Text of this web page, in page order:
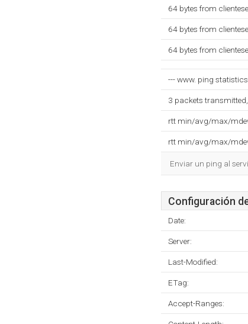
64 bytes from
64 bytes from
64 bytes from
--- www. ping
3 packets
rtt min/avg/max/
rtt min/avg/max/
Enviar un ping al
Configuración
Date:
Server:
Last-Modified:
ETag:
Accept-Ranges: